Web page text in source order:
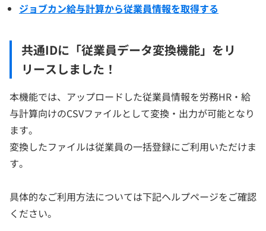
ジョブカン給与計算から従業員情報を取得する
共通IDに「従業員データ変換機能」をリ
リースしました！
本機能では、アップロードした従業員情報を労務HR・給
与計算向けのCSVファイルとして変換・出力が可能となり
ます。
変換したファイルは従業員の一括登録にご利用いただけま
す。
具体的なご利用方法については下記ヘルプページをご確認
ください。